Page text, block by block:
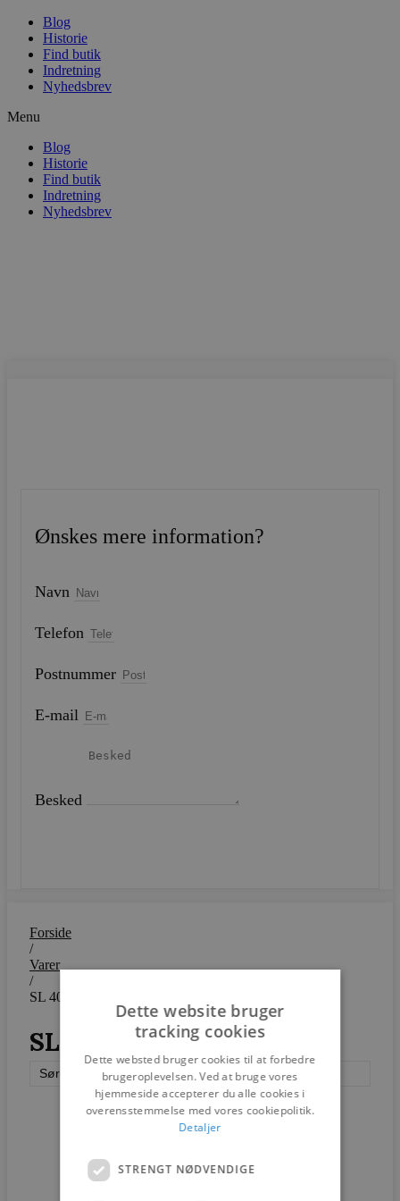
Blog
Historie
Find butik
Indretning
Nyhedsbrev
Menu
Blog
Historie
Find butik
Indretning
Nyhedsbrev
Ønskes mere information?
Navn
Telefon
Postnummer
E-mail
Besked
Forside
/
Varer
/
SL 409
SL 409
Søren Lund
Dette website bruger
tracking cookies
Dette websted bruger cookies til at forbedre
brugeroplevelsen. Ved at bruge vores
hjemmeside accepterer du alle cookies i
overensstemmelse med vores cookiepolitik.
Detaljer
STRENGT NØDVENDIGE